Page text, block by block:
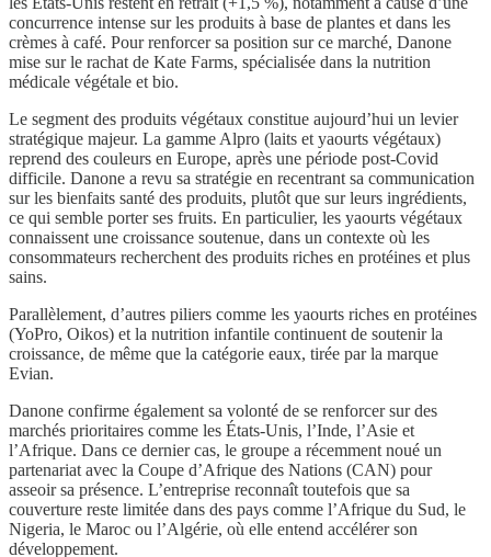
concurrence intense sur les produits à base de plantes et dans les
crèmes à café. Pour renforcer sa position sur ce marché, Danone
mise sur le rachat de Kate Farms, spécialisée dans la nutrition
médicale végétale et bio.
Le segment des produits végétaux constitue aujourd’hui un levier
stratégique majeur. La gamme Alpro (laits et yaourts végétaux)
reprend des couleurs en Europe, après une période post-Covid
difficile. Danone a revu sa stratégie en recentrant sa communication
sur les bienfaits santé des produits, plutôt que sur leurs ingrédients,
ce qui semble porter ses fruits. En particulier, les yaourts végétaux
connaissent une croissance soutenue, dans un contexte où les
consommateurs recherchent des produits riches en protéines et plus
sains.
Parallèlement, d’autres piliers comme les yaourts riches en protéines
(YoPro, Oikos) et la nutrition infantile continuent de soutenir la
croissance, de même que la catégorie eaux, tirée par la marque
Evian.
Danone confirme également sa volonté de se renforcer sur des
marchés prioritaires comme les États-Unis, l’Inde, l’Asie et
l’Afrique. Dans ce dernier cas, le groupe a récemment noué un
partenariat avec la Coupe d’Afrique des Nations (CAN) pour
asseoir sa présence. L’entreprise reconnaît toutefois que sa
couverture reste limitée dans des pays comme l’Afrique du Sud, le
Nigeria, le Maroc ou l’Algérie, où elle entend accélérer son
développement.